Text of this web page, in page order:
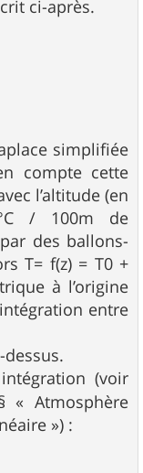
ci-après.
simplifiée
compte cette
l’altitude (en
/ 100m de
des ballons-
T= f(z) = T0 +
à l’origine
entre
dessus.
(voir
« Atmosphère
») :